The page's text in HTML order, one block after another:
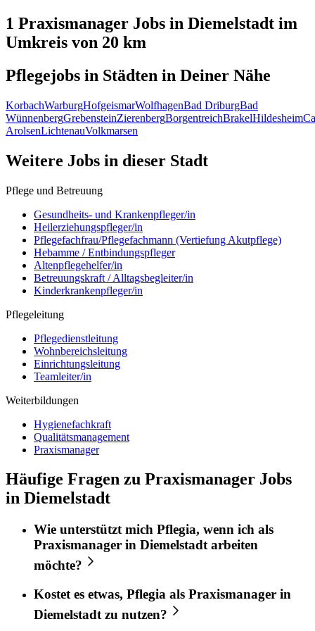
1 Praxismanager Jobs in Diemelstadt im
Umkreis von 20 km
Pflegejobs in Städten in Deiner Nähe
KorbachWarburgHofgeismarWolfhagenBad DriburgBad
WünnenbergGrebensteinZierenbergBorgentreichBrakelHildesheim
ArolsenLichtenauVolkmarsen
Weitere Jobs in dieser Stadt
Pflege und Betreuung
Gesundheits- und Krankenpfleger/in
Heilerziehungspfleger/in
Pflegefachfrau/Pflegefachmann (Vertiefung Akutpflege)
Hebamme / Entbindungspfleger
Altenpflegehelfer/in
Betreuungskraft / Alltagsbegleiter/in
Kinderkrankenpfleger/in
Pflegeleitung
Pflegedienstleitung
Wohnbereichsleitung
Einrichtungsleitung
Teamleiter/in
Weiterbildungen
Hygienefachkraft
Qualitätsmanagement
Praxismanager
Häufige Fragen zu Praxismanager Jobs
in Diemelstadt
Wie unterstützt mich Pflegia, wenn ich als
Praxismanager in Diemelstadtarbeiten
möchte?
Kostet es etwas, Pflegia als Praxismanager in
Diemelstadt zu nutzen?